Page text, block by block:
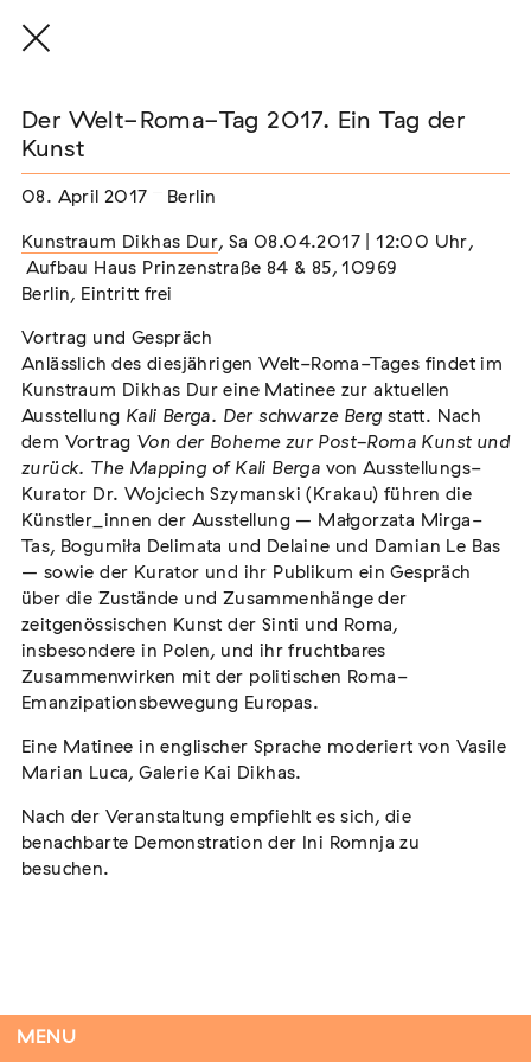
MENU
THE THREAD THAT HOLDS / DER FADEN,
DER HÄLT
Extern
22. Juli 2026 - 04. Oktober 2026
Der Weg der Sinti und Roma
02. August 2026 - 16. August 2026 Darmstadt
Tag der Menschlichkeit Verband Deutscher
Sinti und Roma, Landesverband Rheinland-
Pfalz nimmt teil
Extern
22. August 2026 Landau in der Pfalz
15. September 2026 Dortmund
Der Welt-Roma-Tag 2017. Ein Tag der
Kunst
08. April 2017 Berlin
Kunstraum Dikhas Dur, Sa 08.04.2017 | 12:00 Uhr,
Aufbau Haus Prinzenstraße 84 & 85, 10969
Berlin, Eintritt frei
Vortrag und Gespräch
Anlässlich des diesjährigen Welt-Roma-Tages findet im
Kunstraum Dikhas Dur eine Matinee zur aktuellen
Ausstellung Kali Berga. Der schwarze Berg statt. Nach
dem Vortrag Von der Boheme zur Post-Roma Kunst und
zurück. The Mapping of Kali Berga von Ausstellungs-
Kurator Dr. Wojciech Szymanski (Krakau) führen die
Künstler_innen der Ausstellung – Małgorzata Mirga-
Tas, Bogumiła Delimata und Delaine und Damian Le Bas
– sowie der Kurator und ihr Publikum ein Gespräch
über die Zustände und Zusammenhänge der
zeitgenössischen Kunst der Sinti und Roma,
insbesondere in Polen, und ihr fruchtbares
Zusammenwirken mit der politischen Roma-
Emanzipationsbewegung Europas.
Eine Matinee in englischer Sprache moderiert von Vasile
Marian Luca, Galerie Kai Dikhas.
Nach der Veranstaltung empfiehlt es sich, die
benachbarte Demonstration der Ini Romnja zu
besuchen.